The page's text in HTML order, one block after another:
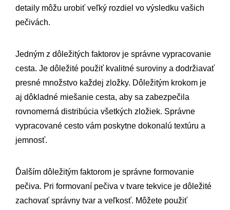
detaily môžu urobiť veľký rozdiel vo výsledku vašich
pečivách.
Jedným z dôležitých faktorov je správne vypracovanie
cesta. Je dôležité použiť kvalitné suroviny a dodržiavať
presné množstvo každej zložky. Dôležitým krokom je
aj dôkladné miešanie cesta, aby sa zabezpečila
rovnomerná distribúcia všetkých zložiek. Správne
vypracované cesto vám poskytne dokonalú textúru a
jemnosť.
Ďalším dôležitým faktorom je správne formovanie
pečiva. Pri formovaní pečiva v tvare tekvice je dôležité
zachovať správny tvar a veľkosť. Môžete použiť